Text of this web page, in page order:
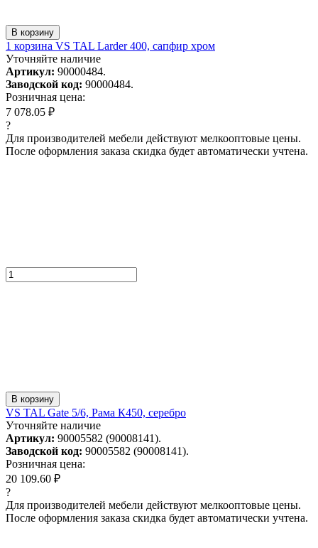
В корзину
1 корзина VS TAL Larder 400, сапфир хром
Уточняйте наличие
Артикул: 90000484.
Заводской код: 90000484.
Розничная цена:
7 078.05 ₽
?
Для производителей мебели действуют мелкооптовые цены.
После оформления заказа скидка будет автоматически учтена.
В корзину
VS TAL Gate 5/6, Рама К450, серебро
Уточняйте наличие
Артикул: 90005582 (90008141).
Заводской код: 90005582 (90008141).
Розничная цена:
20 109.60 ₽
?
Для производителей мебели действуют мелкооптовые цены.
После оформления заказа скидка будет автоматически учтена.